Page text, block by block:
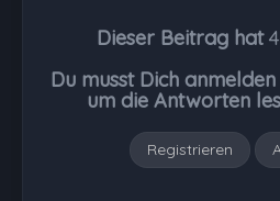
Dieser Beitrag hat
Du musst Dich
um die Antworten
Registrieren